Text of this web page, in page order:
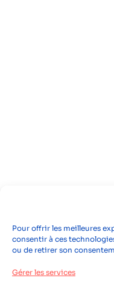
Pour offrir les meilleures
consentir à ces
ou de retirer son
Gérer les services